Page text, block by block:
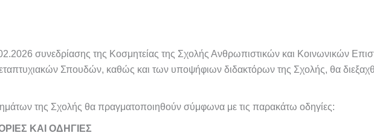
συνεδρίασης της Κοσμητείας της Σχολής Ανθρωπιστικών και Κοινωνικών
Σπουδών, καθώς και των υποψήφιων διδακτόρων της Σχολής, θα
της Σχολής θα πραγματοποιηθούν σύμφωνα με τις παρακάτω οδηγίες:
ΚΑΙ ΟΔΗΓΙΕΣ